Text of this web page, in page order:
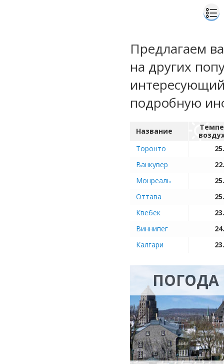
Предлагаем
на других
подробную
Название
Торонто
Ванкувер
Монреаль
Оттава
Квебек
Виннипег
Калгари
ПОГОДА